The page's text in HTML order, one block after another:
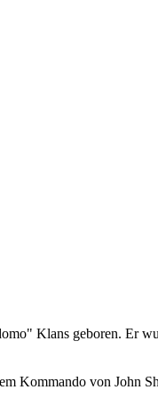
Klans geboren. Er
Kommando von John